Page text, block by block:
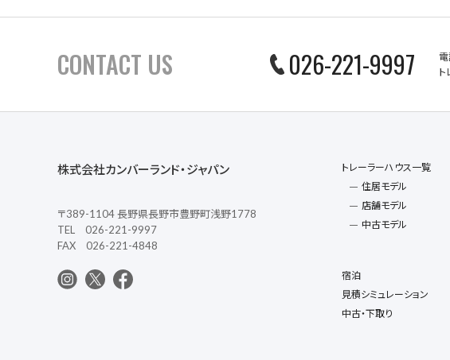
CONTACT US 026-221-9997
株式会社カンバーランド・ジャパン
〒389-1104 長野県長野市豊野町浅野1778
TEL 026-221-9997
FAX 026-221-4848
トレーラーハウス一覧
住居モデル
店舗モデル
中古モデル
宿泊
見積シミュレーション
中古・下取り